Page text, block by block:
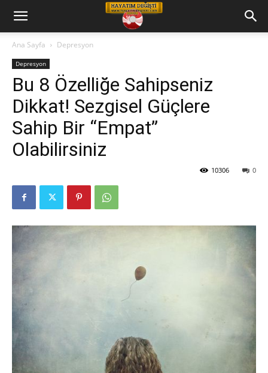
Hayatım
Değişti
Telkin
Ana Sayfa Depresyon
Depresyon
Bu 8 Özelliğe Sahipseniz
Dikkat! Sezgisel Güçlere
Sahip Bir “Empat”
Olabilirsiniz
0
10306